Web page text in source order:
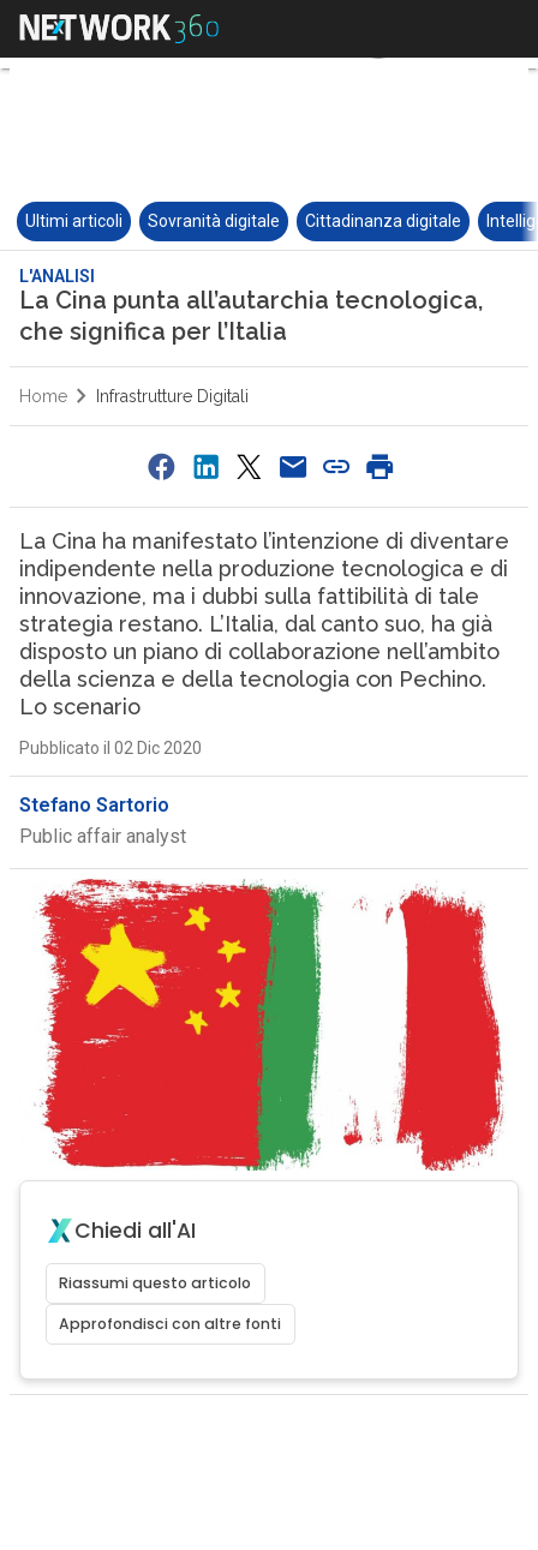
Ultimi articoli Sovranità digitale Cittadinanza digitale
L'ANALISI
La Cina punta all’autarchia tecnologica,
che significa per l’Italia
Home Infrastrutture Digitali
La Cina ha manifestato l’intenzione di diventare
indipendente nella produzione tecnologica e di
innovazione, ma i dubbi sulla fattibilità di tale
strategia restano. L’Italia, dal canto suo, ha già
disposto un piano di collaborazione nell’ambito
della scienza e della tecnologia con Pechino.
Lo scenario
Pubblicato il 02 Dic 2020
Stefano Sartorio
Public affair analyst
Chiedi all'AI
Riassumi questo articolo
Approfondisci con altre fonti